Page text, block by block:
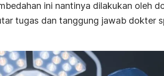
ini nantinya dilakukan oleh
tugas dan tanggung jawab dokter